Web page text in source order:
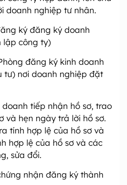
doanh nghiệp tư nhân.
ký đăng ký doanh
lập công ty)
đăng ký kinh doanh
tư) nơi doanh nghiệp đặt
tiếp nhận hồ sơ, trao
và hẹn ngày trả lời hồ sơ.
tính hợp lệ của hồ sơ và
hợp lệ của hồ sơ và các
sửa đổi.
nhận đăng ký thành